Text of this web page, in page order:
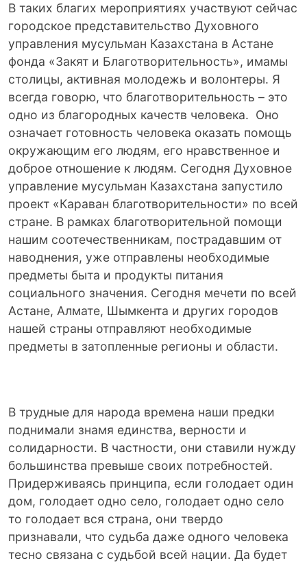
В таких благих мероприятиях участвуют сейчас
городское представительство Духовного
управления мусульман Казахстана в Астане
фонда «Закят и Благотворительность», имамы
столицы, активная молодежь и волонтеры. Я
всегда говорю, что благотворительность – это
одно из благородных качеств человека. Оно
означает готовность человека оказать помощь
окружающим его людям, его нравственное и
доброе отношение к людям. Сегодня Духовное
управление мусульман Казахстана запустило
проект «Караван благотворительности» по всей
стране. В рамках благотворительной помощи
нашим соотечественникам, пострадавшим от
наводнения, уже отправлены необходимые
предметы быта и продукты питания
социального значения. Сегодня мечети по всей
Астане, Алмате, Шымкента и других городов
нашей страны отправляют необходимые
предметы в затопленные регионы и области.
В трудные для народа времена наши предки
поднимали знамя единства, верности и
солидарности. В частности, они ставили нужду
большинства превыше своих потребностей.
Придерживаясь принципа, если голодает один
дом, голодает одно село, голодает одно село
то голодает вся страна, они твердо
признавали, что судьба даже одного человека
тесно связана с судьбой всей нации. Да будет